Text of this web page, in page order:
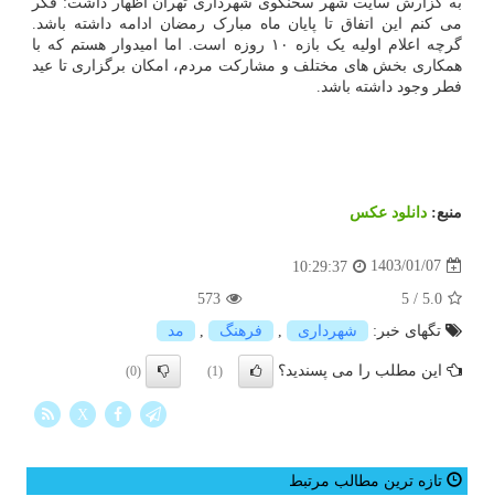
می کنم این اتفاق تا پایان ماه مبارک رمضان ادامه داشته باشد.
گرچه اعلام اولیه یک بازه ۱۰ روزه است. اما امیدوار هستم که با
همکاری بخش های مختلف و مشارکت مردم، امکان برگزاری تا عید
فطر وجود داشته باشد.
منبع: دانلود عكس
1403/01/07
10:29:37
5.0
/
5
573
تگهای خبر:
شهرداری فرهنگ مد
این مطلب را می پسندید؟ (1)
(0)
X
تازه ترین مطالب مرتبط